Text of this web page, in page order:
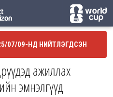
07/09-НД НИЙТЛЭГДСЭН
ажиллах
эмнэлгүүд